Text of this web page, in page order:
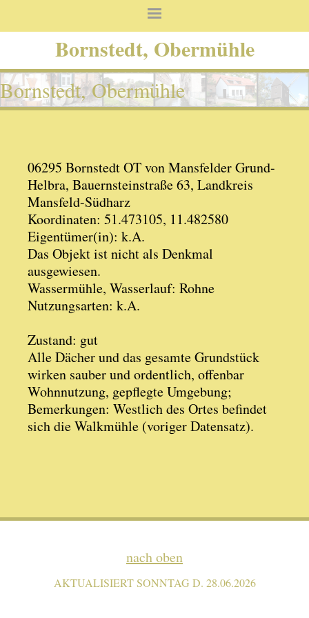
Bornstedt, Obermühle
Bornstedt, Obermühle
06295 Bornstedt OT von Mansfelder Grund-
Helbra, Bauernsteinstraße 63, Landkreis
Mansfeld-Südharz
Koordinaten: 51.473105, 11.482580
Eigentümer(in): k.A.
Das Objekt ist nicht als Denkmal
ausgewiesen.
Wassermühle, Wasserlauf: Rohne
Nutzungsarten: k.A.
Zustand: gut
Alle Dächer und das gesamte Grundstück
wirken sauber und ordentlich, offenbar
Wohnnutzung, gepflegte Umgebung;
Bemerkungen: Westlich des Ortes befindet
sich die Walkmühle (voriger Datensatz).
nach oben
AKTUALISIERT SONNTAG D. 28.06.2026